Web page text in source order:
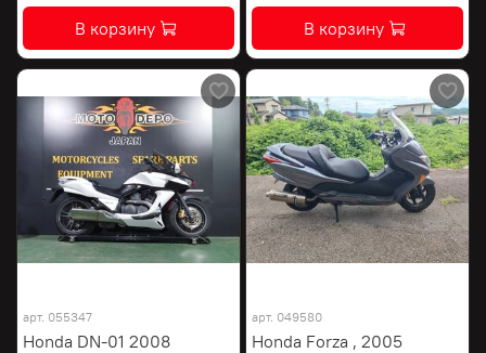
В корзину В корзину
арт. 055347
Honda DN-01 2008
арт. 049580
Honda Forza , 2005